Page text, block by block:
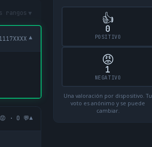
rangos ▾
▾
· 0 💬▾
👍
0
POSITIVO
😡
1
NEGATIVO
Una valoración por dispositivo. Tu
voto es anónimo y se puede
cambiar.